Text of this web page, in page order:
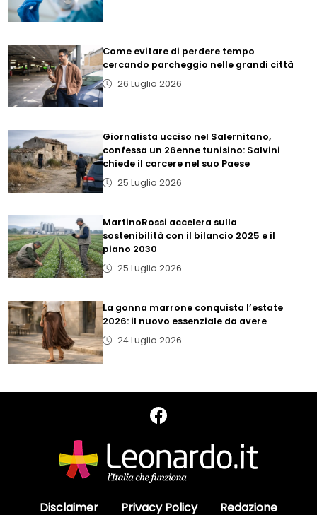
Come evitare di perdere tempo
cercando parcheggio nelle grandi città
26 Luglio 2026
Giornalista ucciso nel Salernitano,
confessa un 26enne tunisino: Salvini
chiede il carcere nel suo Paese
25 Luglio 2026
MartinoRossi accelera sulla
sostenibilità con il bilancio 2025 e il
piano 2030
25 Luglio 2026
La gonna marrone conquista l’estate
2026: il nuovo essenziale da avere
24 Luglio 2026
Disclaimer Privacy Policy Redazione